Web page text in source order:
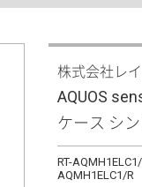
株式会社レ
AQUOS
ケース シ
RT-
AQMH1ELC1/R